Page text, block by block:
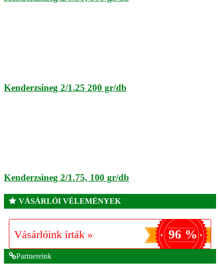
Kenderzsineg 2/1.25 200 gr/db
Kenderzsineg 2/1.75, 100 gr/db
VÁSÁRLÓI VÉLEMÉNYEK
Vásárlóink írták » 96 %
Partnereink